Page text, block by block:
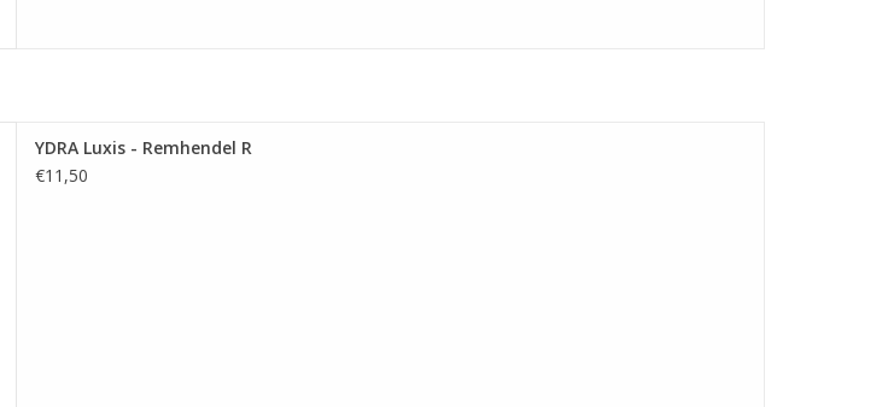
YDRA Luxis - Remhendel R
€11,50